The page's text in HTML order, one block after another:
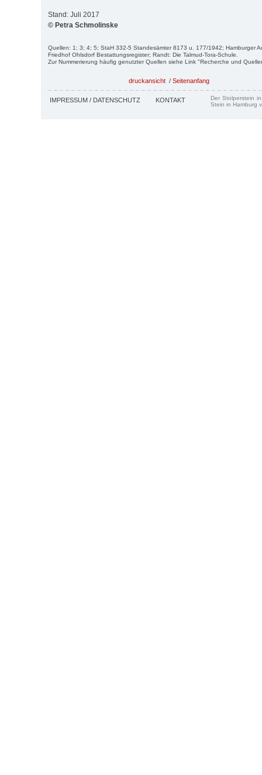
Stand: Juli 2017
© Petra Schmolinske
Quellen: 1; 3; 4; 5; StaH 332-5 Standesämter 8173 u. 177/1942; Hamburger
Friedhof Ohlsdorf Bestattungsregister; Randt: Die Talmud-Tora-Schule.
Zur Nummerierung häufig genutzter Quellen siehe Link "Recherche und
druckansicht / Seitenanfang
IMPRESSUM / DATENSCHUTZ KONTAKT
Der Stolperstein
Stein in Hamburg